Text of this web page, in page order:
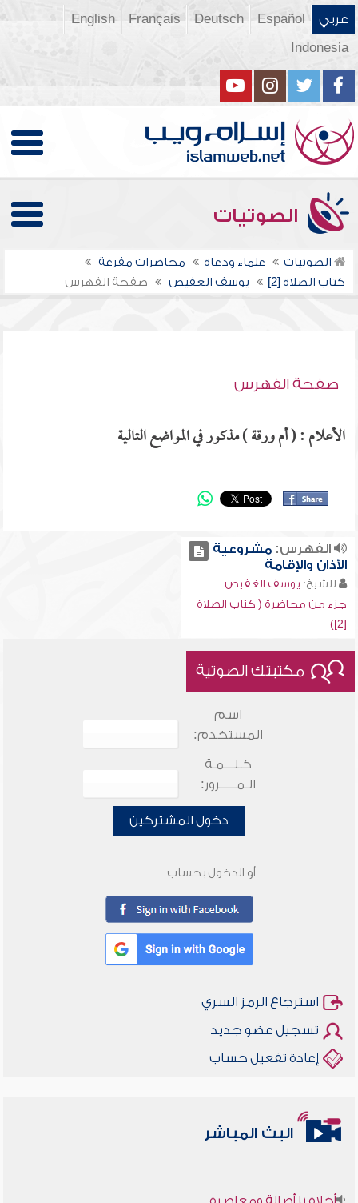
عربي Español
Deutsch
Français
English
Indonesia
الصوتيات
الصوتيات علماء ودعاة
محاضرات مفرغة
كتاب الصلاة [2]
يوسف الغفيص صفحة الفهرس
صفحة الفهرس
الأعلام : ( أم ورقة ) مذكور في المواضع التالية
الفهرس:مشروعية
الأذان والإقامة
للشيخ: يوسف الغفيص
جزء من محاضرة ( كتاب الصلاة
[2])
مكتبتك الصوتية
اسم
المستخدم:
كـلـــمـة
الـمـــــرور:
دخول المشتركين
أو الدخول بحساب
استرجاع الرمز السري
تسجيل عضو جديد
إعادة تفعيل حساب
البث المباشر
أخلاقنا أصالة ومعاصرة